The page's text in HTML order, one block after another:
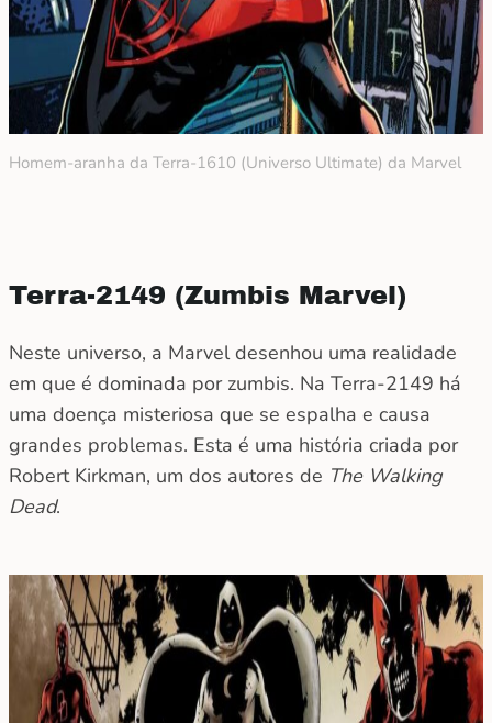
Homem-aranha da Terra-1610 (Universo Ultimate) da Marvel
Terra-2149 (Zumbis Marvel)
Neste universo, a Marvel desenhou uma realidade
em que é dominada por zumbis. Na Terra-2149 há
uma doença misteriosa que se espalha e causa
grandes problemas. Esta é uma história criada por
Robert Kirkman, um dos autores de The Walking
Dead.